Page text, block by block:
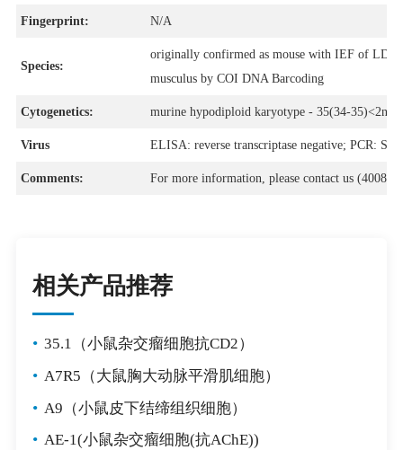
Fingerprint: N/A
Species:
originally confirmed as mouse with IEF of LDH,
musculus by COI DNA Barcoding
Cytogenetics: murine hypodiploid karyotype - 35(34-35)<2n>
Virus ELISA: reverse transcriptase negative; PCR:
Comments: For more information, please contact us (4008-
相关产品推荐
• 35.1（小鼠杂交瘤细胞抗CD2）
• A7R5（大鼠胸大动脉平滑肌细胞）
• A9（小鼠皮下结缔组织细胞）
• AE-1(小鼠杂交瘤细胞(抗AChE))